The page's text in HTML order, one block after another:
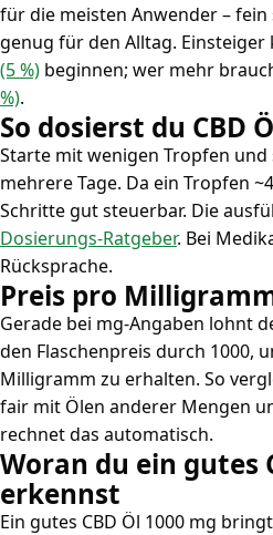
für die meisten Anwender –
genug für den Alltag.
(5 %) beginnen; wer mehr
%).
So dosierst du CBD
Starte mit wenigen Tropfen
mehrere Tage. Da ein Tropfen
Schritte gut steuerbar. Die
Dosierungs-Ratgeber. Bei
Rücksprache.
Preis pro
Gerade bei mg-Angaben lohnt
den Flaschenpreis durch 1000,
Milligramm zu erhalten. So
fair mit Ölen anderer Mengen
rechnet das automatisch.
Woran du ein gutes
erkennst
Ein gutes CBD Öl 1000 mg